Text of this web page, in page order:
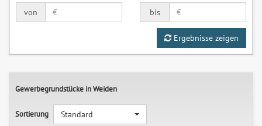
von
bis
Ergebnisse zeigen
Gewerbegrundstücke in Weiden
Sortierung
Standard